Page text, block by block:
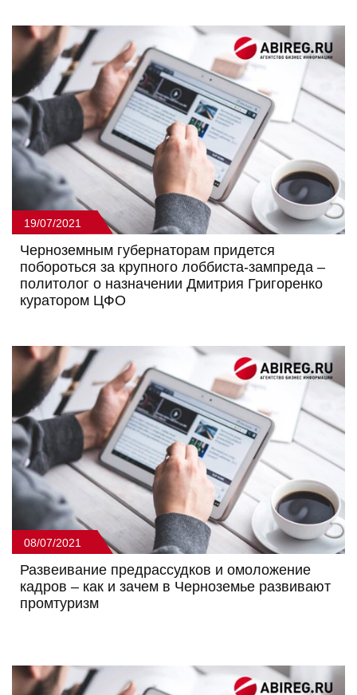
19/07/2021
Черноземным губернаторам придется
побороться за крупного лоббиста-зампреда –
политолог о назначении Дмитрия Григоренко
куратором ЦФО
08/07/2021
Развеивание предрассудков и омоложение
кадров – как и зачем в Черноземье развивают
промтуризм